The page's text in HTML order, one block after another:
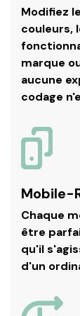
Modifiez
couleurs,
marque
aucune
codage
Mobile-
Chaque
être
qu'il
d'un